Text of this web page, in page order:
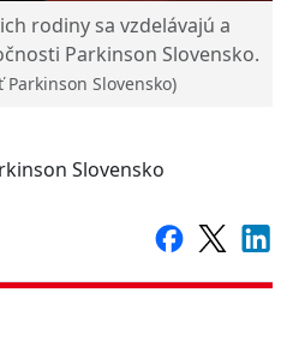
rodiny sa vzdelávajú a
Parkinson Slovensko.
Slovensko)
Slovensko